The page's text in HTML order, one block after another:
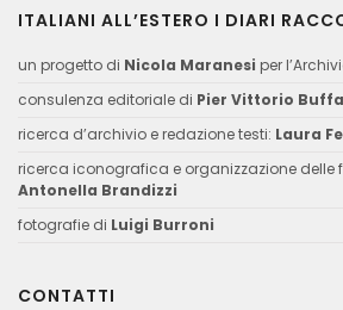
ITALIANI ALL’ESTERO I DIARI
un progetto di Nicola Maranesi per
consulenza editoriale di Pier Vittorio Buffa
ricerca d’archivio e redazione testi: Laura
ricerca iconografica e organizzazione delle
Antonella Brandizzi
fotografie di Luigi Burroni
CONTATTI